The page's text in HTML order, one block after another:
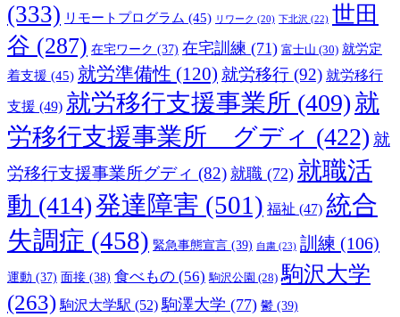
(333) リモートプログラム (45) リワーク (20) 下北沢 (22) 世田
谷 (287) 在宅ワーク (37) 在宅訓練 (71) 富士山 (30) 就労定
着支援 (45) 就労準備性 (120) 就労移行 (92) 就労移行
支援 (49) 就労移行支援事業所 (409)就
労移行支援事業所 グディ (422) 就
労移行支援事業所グディ (82) 就職 (72) 就職活
動 (414)発達障害 (501) 福祉 (47) 統合
失調症 (458) 緊急事態宣言 (39) 自粛 (23) 訓練 (106)
運動 (37) 面接 (38) 食べもの (56) 駒沢公園 (28) 駒沢大学
(263) 駒沢大学駅 (52) 駒澤大学 (77) 鬱 (39)